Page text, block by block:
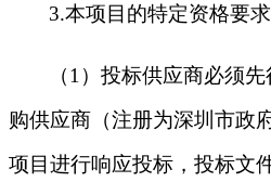
3.本项目的特定资格要求
（1）投标供应商必须
购供应商（注册为深圳市政
项目进行响应投标，投标文